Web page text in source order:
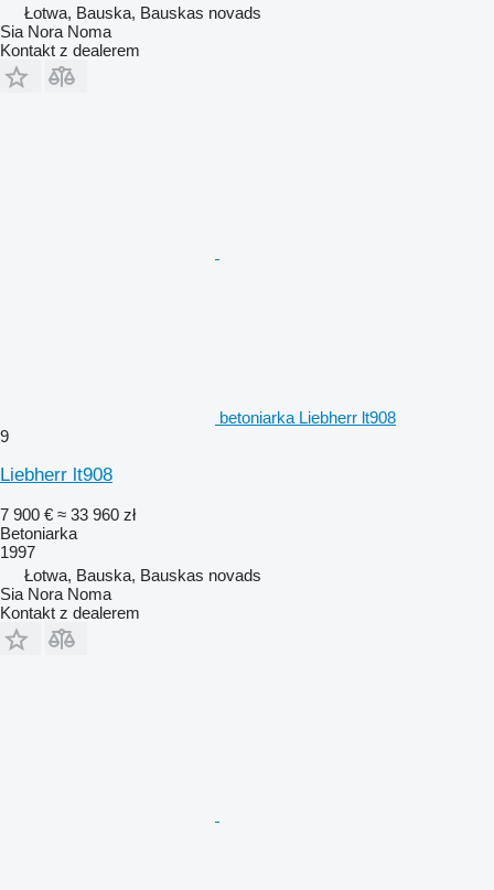
Łotwa, Bauska, Bauskas novads
Sia Nora Noma
Kontakt z dealerem
betoniarka Liebherr lt908
9
Liebherr lt908
7 900 € ≈ 33 960 zł
Betoniarka
1997
Łotwa, Bauska, Bauskas novads
Sia Nora Noma
Kontakt z dealerem